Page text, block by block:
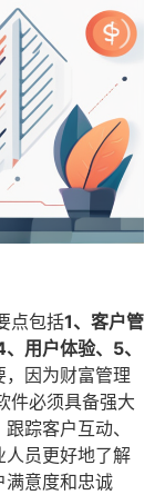
点包括1、客户管
用户体验、5、
，因为财富管理
件必须具备强大
踪客户互动、
人员更好地了解
满意度和忠诚